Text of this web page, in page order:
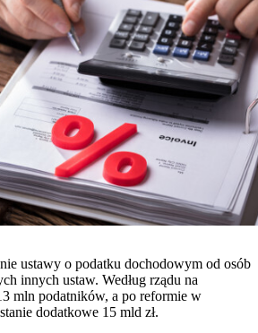
ustawy o podatku dochodowym od osób
innych ustaw. Według rządu na
mln podatników, a po reformie w
dodatkowe 15 mld zł.